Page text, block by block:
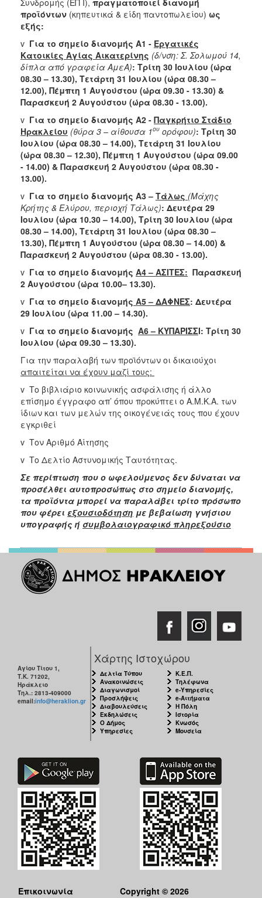
ΕΠΙΣΚΕΠΤΗΣ
ΗΡΑΚΛΕΙΟ
προϊόντων (κηπευτικά & είδη παντοπωλείου) ως
εξής:
v Για το σημείο διανομής Α1 - Εργατικές
Κατοικίες Αγίας Αικατερίνης (δ/νση: Σ. Σολωμού 14,
δίπλα από γραφεία ΑμεΑ): Τρίτη 30 Ιουλίου (ώρα
08.30 – 13.30), Τετάρτη 31 Ιουλίου (ώρα 08.30 –
12.00), Πέμπτη 1 Αυγούστου (ώρα 09.30 - 13.30) &
Παρασκευή 2 Αυγούστου (ώρα 08.30 - 13.00).
v Για το σημείο διανομής Α2 - Παγκρήτιο Στάδιο
Ηρακλείου (θύρα 3 – αίθουσα 1ου ορόφου): Τρίτη 30
Ιουλίου (ώρα 08.30 – 14.00), Τετάρτη 31 Ιουλίου
(ώρα 08.30 – 12.30), Πέμπτη 1 Αυγούστου (ώρα 09.00
- 14.00) & Παρασκευή 2 Αυγούστου (ώρα 08.30 -
13.00).
v Για το σημείο διανομής Α3 – Τάλως (Μάχης
Κρήτης & Ελύρου, περιοχή Τάλως): Δευτέρα 29
Ιουλίου (ώρα 10.30 – 14.00), Τρίτη 30 Ιουλίου (ώρα
08.30 – 14.00), Τετάρτη 31 Ιουλίου (ώρα 08.30 –
13.30), Πέμπτη 1 Αυγούστου (ώρα 08.30 – 14.00) &
Παρασκευή 2 Αυγούστου (ώρα 08.30 - 13.00).
v Για το σημείο διανομής Α4 – ΑΣΙΤΕΣ: Παρασκευή
2 Αυγούστου (ώρα 10.00– 13.30).
v Για το σημείο διανομής Α5 – ΔΑΦΝΕΣ: Δευτέρα
29 Ιουλίου (ώρα 11.00 – 14.30).
v Για το σημείο διανομής A6 – ΚΥΠΑΡΙΣΣΙ: Τρίτη 30
Ιουλίου (ώρα 09.30 – 13.30).
Για την παραλαβή των προϊόντων οι δικαιούχοι
απαιτείται να έχουν μαζί τους:
v Το βιβλιάριο κοινωνικής ασφάλισης ή άλλο
επίσημο έγγραφο απ’ όπου προκύπτει ο Α.Μ.Κ.Α. των
ίδιων και των μελών της οικογένειάς τους που έχουν
εγκριθεί
v Τον Αριθμό Αίτησης
v Το Δελτίο Αστυνομικής Ταυτότητας.
Σε περίπτωση που ο ωφελούμενος δεν δύναται να
προσέλθει αυτοπροσώπως στο σημείο διανομής,
τα προϊόντα μπορεί να παραλάβει τρίτο πρόσωπο
που φέρει εξουσιοδότηση με βεβαίωση γνήσιου
υπογραφής ή συμβολαιογραφικό πληρεξούσιο
Αγίου Τίτου 1,
Τ.Κ. 71202,
Ηράκλειο
Τηλ.: 2813-409000
email:info@heraklion.gr
Χάρτης Ιστοχώρου
Δελτία Τύπου
Ανακοινώσεις
Διαγωνισμοί
Προσλήψεις
Διαβουλεύσεις
Εκδηλώσεις
Ο Δήμος
Υπηρεσίες
Κ.Ε.Π.
Τηλέφωνα
e-Υπηρεσίες
e-Αιτήματα
Η Πόλη
Ιστορία
Κνωσός
Μουσεία
Επικοινωνία Copyright © 2026